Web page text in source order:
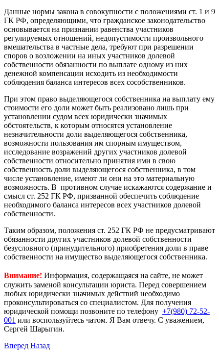
Данные нормы закона в совокупности с положениями ст. 1 и 9
ГК РФ, определяющими, что гражданское законодательство
основывается на признании равенства участников
регулируемых отношений, недопустимости произвольного
вмешательства в частные дела, требуют при разрешении
споров о возложении на иных участников долевой
собственности обязанности по выплате одному из них
денежной компенсации исходить из необходимости
соблюдения баланса интересов всех сособственников.
При этом право выделяющегося собственника на выплату ему
стоимости его доли может быть реализовано лишь при
установлении судом всех юридически значимых
обстоятельств, к которым относятся установление
незначительности доли выделяющегося собственника,
возможности пользования им спорным имуществом,
исследование возражений других участников долевой
собственности относительно принятия ими в свою
собственность доли выделяющегося собственника, в том
числе установление, имеют ли они на это материальную
возможность. В противном случае искажаются содержание и
смысл ст. 252 ГК РФ, призванной обеспечить соблюдение
необходимого баланса интересов всех участников долевой
собственности.
Таким образом, положения ст. 252 ГК РФ не предусматривают
обязанности других участников долевой собственности
безусловного (принудительного) приобретения доли в праве
собственности на имущество выделяющегося собственника.
Внимание! Информация, содержащаяся на сайте, не может
служить заменой консультации юриста. Перед совершением
любых юридически значимых действий необходимо
проконсультироваться со специалистом. Для получения
юридической помощи позвоните по телефону +7(980) 72-52-
001 или воспользуйтесь чатом. Я Вам отвечу. С уважением,
Сергей Шарыгин.
Вперед Назад